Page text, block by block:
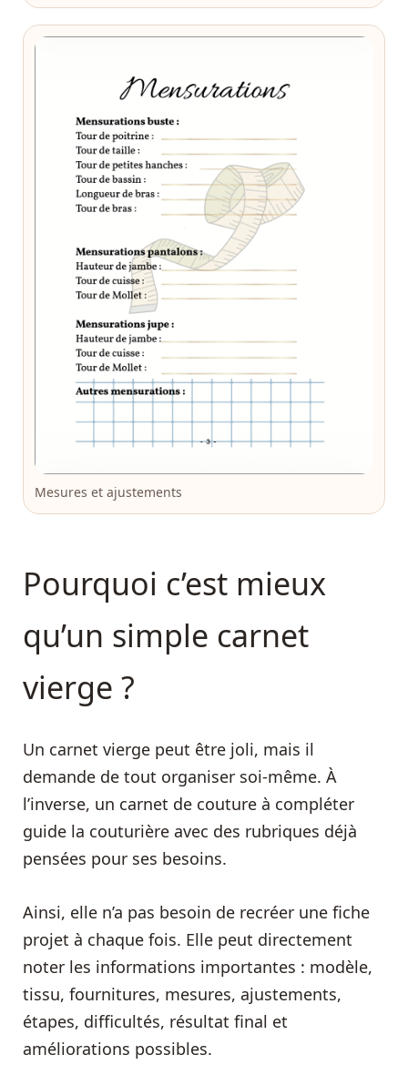
Mesures et ajustements
Pourquoi c’est mieux
qu’un simple carnet
vierge ?
Un carnet vierge peut être joli, mais il
demande de tout organiser soi-même. À
l’inverse, un carnet de couture à compléter
guide la couturière avec des rubriques déjà
pensées pour ses besoins.
Ainsi, elle n’a pas besoin de recréer une fiche
projet à chaque fois. Elle peut directement
noter les informations importantes : modèle,
tissu, fournitures, mesures, ajustements,
étapes, difficultés, résultat final et
améliorations possibles.